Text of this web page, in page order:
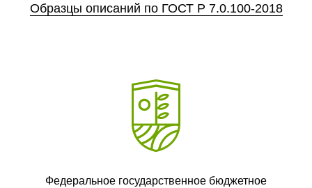
Образцы описаний по ГОСТ Р 7.0.100-2018
Федеральное государственное бюджетное